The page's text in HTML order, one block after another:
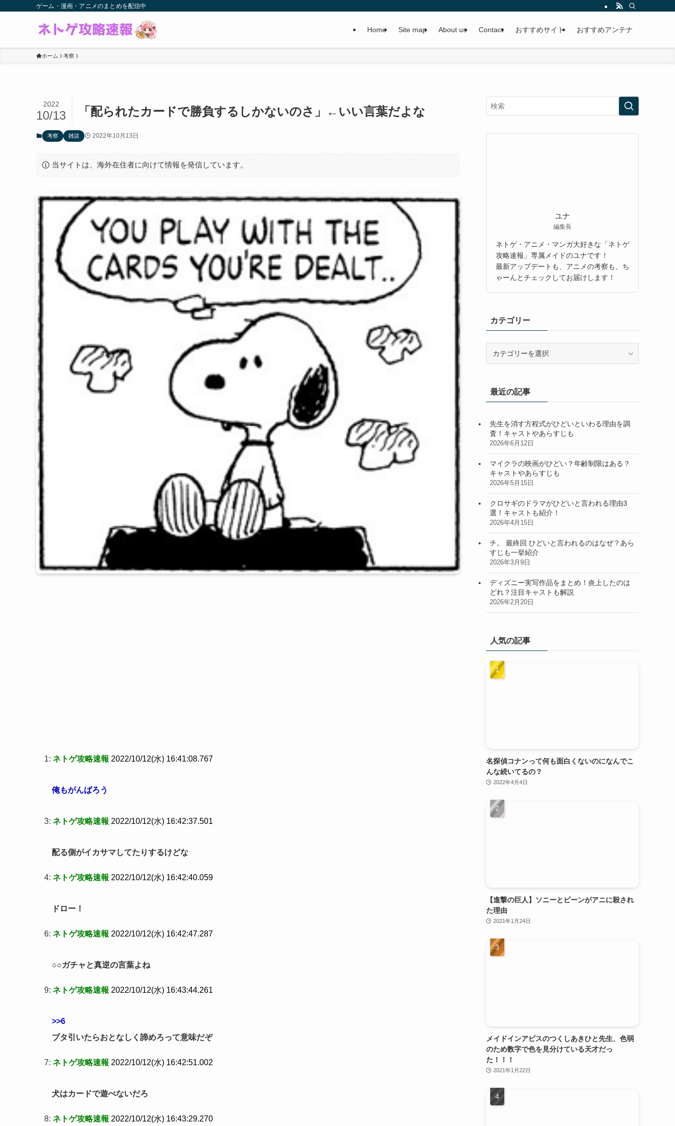
ゲーム・漫画・アニメのまとめを配信中
Home Site map About us Contact おすすめサイト おすすめアンテナ
ホーム 考察
「配られたカードで勝負するしかないのさ」←いい言葉だよな
2022
10/13
考察 雑談 2022年10月13日
当サイトは、海外在住者に向けて情報を発信しています。
1: ネトゲ攻略速報 2022/10/12(水) 16:41:08.767
俺もがんばろう
3: ネトゲ攻略速報 2022/10/12(水) 16:42:37.501
配る側がイカサマしてたりするけどな
4: ネトゲ攻略速報 2022/10/12(水) 16:42:40.059
ドロー！
6: ネトゲ攻略速報 2022/10/12(水) 16:42:47.287
○○ガチャと真逆の言葉よね
9: ネトゲ攻略速報 2022/10/12(水) 16:43:44.261
>>6
ブタ引いたらおとなしく諦めろって意味だぞ
7: ネトゲ攻略速報 2022/10/12(水) 16:42:51.002
犬はカードで遊べないだろ
8: ネトゲ攻略速報 2022/10/12(水) 16:43:29.270
ユナ
編集長
ネトゲ・アニメ・マンガ大好きな「ネトゲ
攻略速報」専属メイドのユナです！
最新アップデートも、アニメの考察も、ち
ゃーんとチェックしてお届けします！
カテゴリー
ー最近の記事
先生を消す方程式がひどいといわる理由を調
査！キャストやあらすじも
2026年6月12日
マイクラの映画がひどい？年齢制限はある？
キャストやあらすじも
2026年5月15日
クロサギのドラマがひどいと言われる理由3
選！キャストも紹介！
2026年4月15日
チ。 最終回 ひどいと言われるのはなぜ？あら
すじも一挙紹介
2026年3月9日
ディズニー実写作品をまとめ！炎上したのは
どれ？注目キャストも解説
2026年2月20日
人気の記事
名探偵コナンって何も面白くないのになんでこ
んな続いてるの？
2022年4月4日
【進撃の巨人】ソニーとビーンがアニに殺され
た理由
2021年1月24日
メイドインアビスのつくしあきひと先生、色弱
のため数字で色を見分けている天才だっ
た！！！
2021年1月22日